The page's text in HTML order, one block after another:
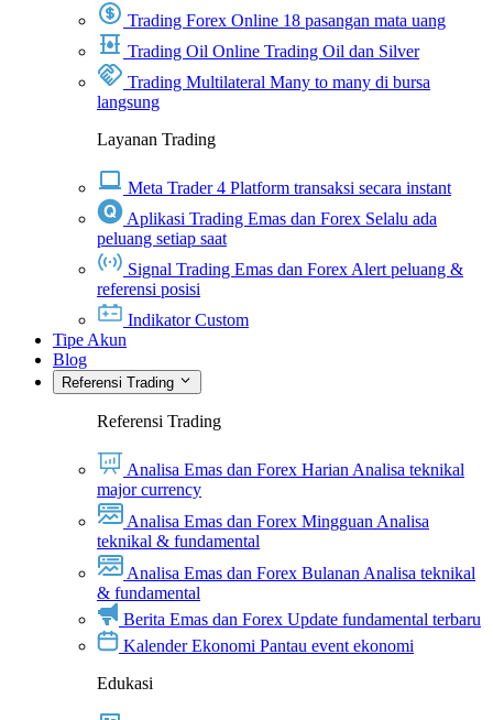
Trading Forex Online 18 pasangan mata uang
Trading Oil Online Trading Oil dan Silver
Trading Multilateral Many to many di bursa
langsung
Layanan Trading
Meta Trader 4 Platform transaksi secara instant
Aplikasi Trading Emas dan Forex Selalu ada
peluang setiap saat
Signal Trading Emas dan Forex Alert peluang &
referensi posisi
Indikator Custom
Tipe Akun
Blog
Referensi Trading
Referensi Trading
Analisa Emas dan Forex Harian Analisa teknikal
major currency
Analisa Emas dan Forex Mingguan Analisa
teknikal & fundamental
Analisa Emas dan Forex Bulanan Analisa teknikal
& fundamental
Berita Emas dan Forex Update fundamental terbaru
Kalender Ekonomi Pantau event ekonomi
Edukasi